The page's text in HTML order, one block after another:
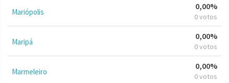
Mariópolis
0,00%
0 votos
Maripá
0,00%
0 votos
Marmeleiro
0,00%
0 votos